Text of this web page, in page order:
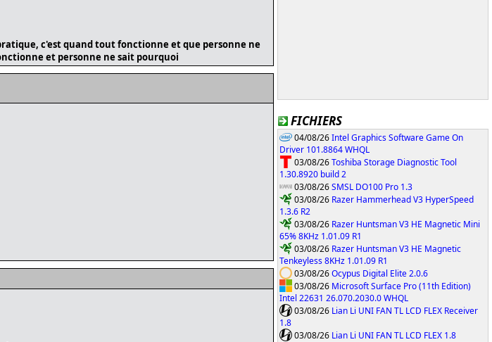
FICHIERS
04/08/26Intel Graphics Software Game On
Driver 101.8864 WHQL
03/08/26Toshiba Storage Diagnostic Tool
1.30.8920 build 2
03/08/26SMSL DO100 Pro 1.3
03/08/26 Razer Hammerhead V3 HyperSpeed
1.3.6 R2
03/08/26 Razer Huntsman V3 HE Magnetic Mini
65% 8KHz 1.01.09 R1
03/08/26 Razer Huntsman V3 HE Magnetic
Tenkeyless 8KHz 1.01.09 R1
03/08/26Ocypus Digital Elite 2.0.6
03/08/26 Microsoft Surface Pro (11th Edition)
Intel 22631 26.070.2030.0 WHQL
03/08/26 Lian Li UNI FAN TL LCD FLEX Receiver
1.8
03/08/26 Lian Li UNI FAN TL LCD FLEX 1.8
c'est quand tout fonctionne et que personne ne
et personne ne sait pourquoi